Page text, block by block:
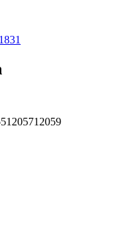
1205712059